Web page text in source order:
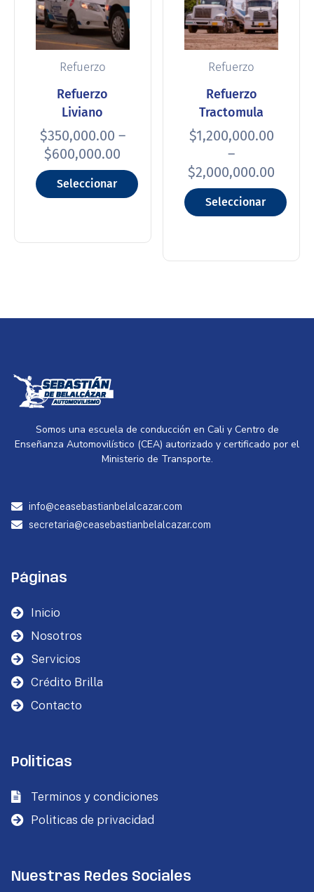
Refuerzo
Refuerzo
Liviano
$350,000.00 –
$600,000.00
Seleccionar
Refuerzo
Refuerzo
Tractomula
$1,200,000.00
–
$2,000,000.00
Seleccionar
Somos una escuela de conducción en Cali y Centro de
Enseñanza Automovilístico (CEA) autorizado y certificado por el
Ministerio de Transporte.
info@ceasebastianbelalcazar.com
secretaria@ceasebastianbelalcazar.com
Páginas
Inicio
Nosotros
Servicios
Crédito Brilla
Contacto
Politicas
Terminos y condiciones
Politicas de privacidad
Nuestras Redes Sociales